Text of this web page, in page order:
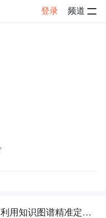
登录 频道
高校技术转移办公室如何利用知识图谱精准定位产业需求与技术适配点？.docx